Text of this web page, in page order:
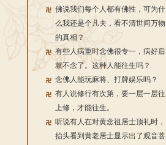
佛说我们每个人都有佛性，可为什
么我还是个凡夫，看不清世间万物
的真相？
有些人病重时念佛很专一，病好后
就不念了。这种人能往生吗？
念佛人能玩麻将、打牌娱乐吗？
有人说修行有次第，要一层一层往
上修，才能往生。
听说有人在对黄念祖居士顶礼时，
抬头看到黄老居士显示出了观音菩